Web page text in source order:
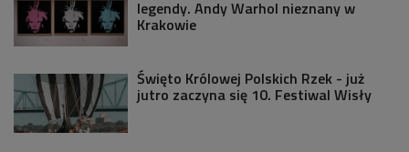
legendy. Andy Warhol nieznany w
Krakowie
Święto Królowej Polskich Rzek - już
jutro zaczyna się 10. Festiwal Wisły